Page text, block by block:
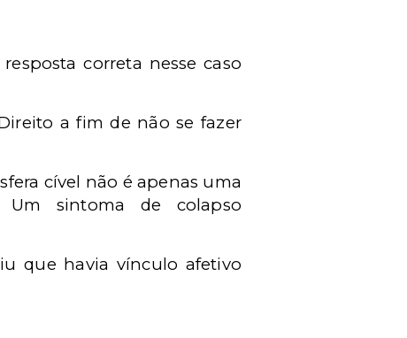
correta nesse caso
a fim de não se fazer
cível não é apenas uma
Um sintoma de colapso
que havia vínculo afetivo